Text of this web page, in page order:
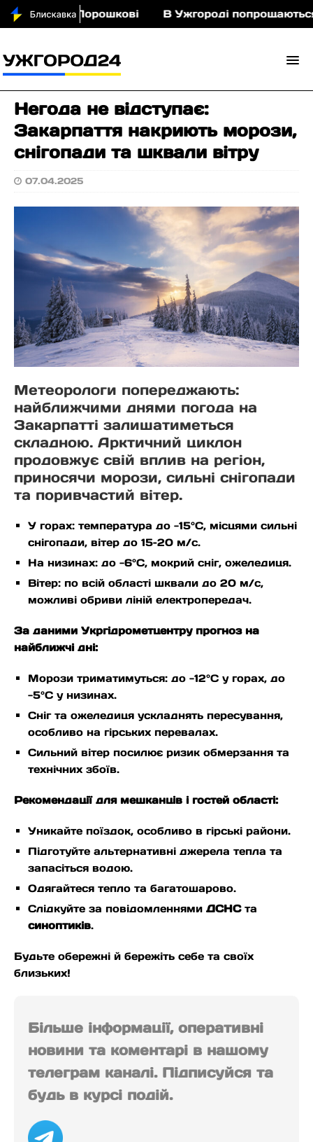
у Порошкові В Ужгороді попрощаються
Негода не відступає:
Закарпаття накриють морози,
снігопади та шквали вітру
07.04.2025
Метеорологи попереджають:
найближчими днями погода на
Закарпатті залишатиметься
складною. Арктичний циклон
продовжує свій вплив на регіон,
приносячи морози, сильні снігопади
та поривчастий вітер.
У горах: температура до -15°C, місцями сильні
снігопади, вітер до 15–20 м/с.
На низинах: до -6°C, мокрий сніг, ожеледиця.
Вітер: по всій області шквали до 20 м/с,
можливі обриви ліній електропередач.
За даними Укргідрометцентру прогноз на
найближчі дні:
Морози триматимуться: до -12°C у горах, до
-5°C у низинах.
Сніг та ожеледиця ускладнять пересування,
особливо на гірських перевалах.
Сильний вітер посилює ризик обмерзання та
технічних збоїв.
Рекомендації для мешканців і гостей області:
Уникайте поїздок, особливо в гірські райони.
Підготуйте альтернативні джерела тепла та
запасіться водою.
Одягайтеся тепло та багатошарово.
Слідкуйте за повідомленнями ДСНСта
синоптиків.
Будьте обережні й бережіть себе та своїх
близьких!
Більше інформації, оперативні
новини та коментарі в нашому
телеграм каналі. Підписуйся та
будь в курсі подій.